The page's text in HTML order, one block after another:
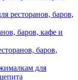
ресторанов, баров,
баров, кафе и
баров,
для